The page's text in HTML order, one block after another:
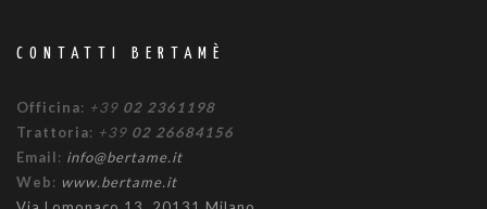
CONTATTI BERTAMÈ
Officina: +39 02 2361198
Trattoria: +39 02 26684156
Email: info@bertame.it
Web: www.bertame.it